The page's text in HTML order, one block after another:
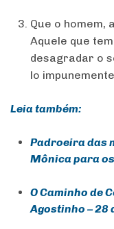
Que o homem,
Aquele que
desagradar o
lo impunemente.
Leia também:
Padroeira das
Mônica para
O Caminho de
Agostinho – 28